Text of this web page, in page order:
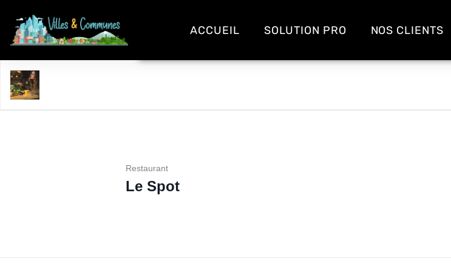
ACCUEIL SOLUTION PRO NOS CLIENTS
Restaurant
Le Spot